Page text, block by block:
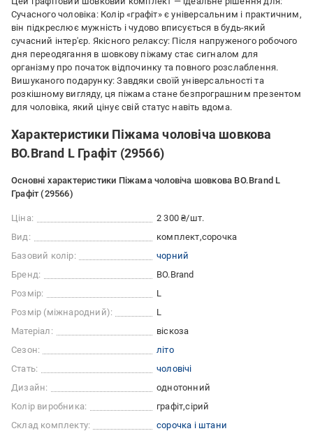
Сучасного чоловіка: Колір «графіт» є універсальним і практичним,
він підкреслює мужність і чудово вписується в будь-який
сучасний інтер'єр. Якісного релаксу: Після напруженого робочого
дня переодягання в шовкову піжаму стає сигналом для
організму про початок відпочинку та повного розслаблення.
Вишуканого подарунку: Завдяки своїй універсальності та
розкішному вигляду, ця піжама стане безпрограшним презентом
для чоловіка, який цінує свій статус навіть вдома.
Характеристики Піжама чоловіча шовкова
BO.Brand L Графіт (29566)
Основні характеристики Піжама чоловіча шовкова BO.Brand L
Графіт (29566)
Ціна:
2 300 ₴/шт.
Вид:
комплект сорочка
Базовий колір:
чорний
Бренд:
BO.Brand
Розмір:
L
Розмір (міжнародний):
L
Матеріал:
віскоза
Сезон:
літо
Стать:
чоловічі
Дизайн:
однотонний
Колір виробника:
графіт сірий
Склад комплекту:
сорочка і штани